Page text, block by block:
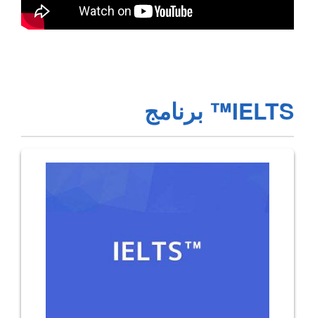
IELTS™ برنامج